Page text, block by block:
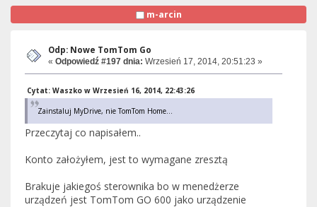
m-arcin
Odp: Nowe TomTom Go
« Odpowiedź #197 dnia: Wrzesień 17, 2014, 20:51:23 »
Cytat: Waszko w Wrzesień 16, 2014, 22:43:26
Zainstaluj MyDrive, nie TomTom Home...
Przeczytaj co napisałem..
Konto założyłem, jest to wymagane zresztą
Brakuje jakiegoś sterownika bo w menedżerze
urządzeń jest TomTom GO 600 jako urządzenie